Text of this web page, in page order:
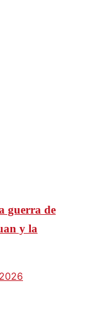
guerra de
y la